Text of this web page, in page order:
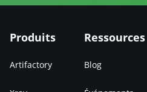
Produits
Artifactory
Ressources
Blog